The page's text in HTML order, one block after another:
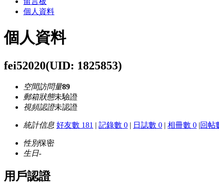
個人資料
個人資料
fei52020(UID: 1825853)
空間訪問量89
郵箱狀態未驗證
視頻認證未認證
統計信息 好友數 181 | 記錄數 0 | 日誌數 0 | 相冊數 0 |回帖
性別保密
生日-
用戶認證